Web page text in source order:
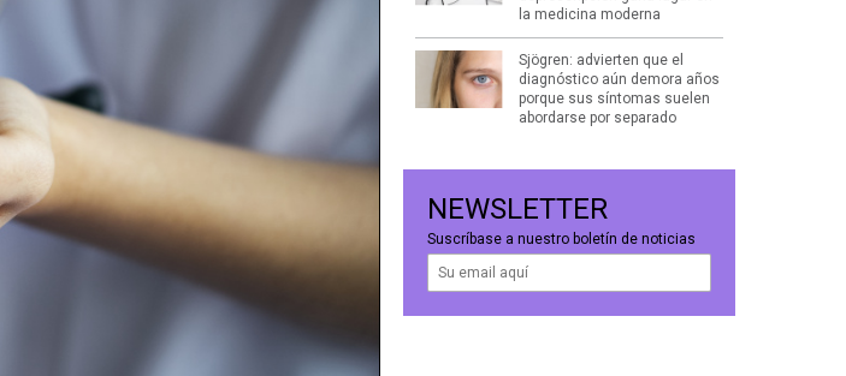
la medicina moderna
Sjögren: advierten que el
diagnóstico aún demora años
porque sus síntomas suelen
abordarse por separado
NEWSLETTER
Suscríbase a nuestro boletín de noticias